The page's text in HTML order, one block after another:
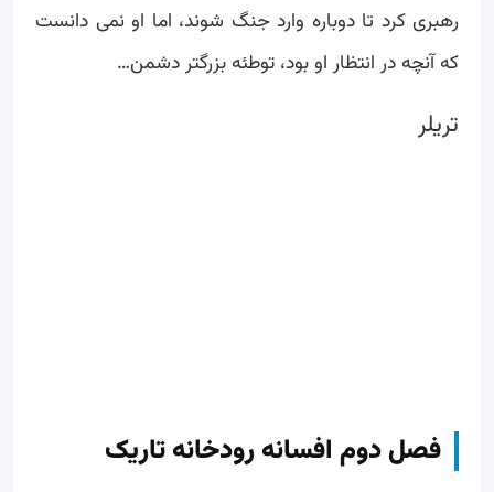
رهبری کرد تا دوباره وارد جنگ شوند، اما او نمی دانست
که آنچه در انتظار او بود، توطئه بزرگتر دشمن…
تریلر
فصل دوم افسانه رودخانه تاریک